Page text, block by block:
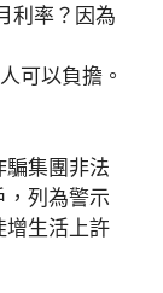
利率？因為
可以負擔。
騙集團非法
，列為警示
增生活上許